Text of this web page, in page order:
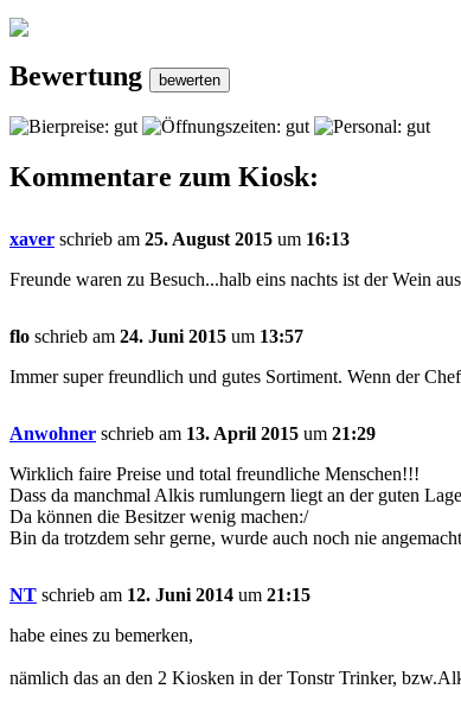
Bewertung
Kommentare zum Kiosk:
xaver schrieb am 25. August 2015 um 16:13
Freunde waren zu Besuch...halb eins nachts ist der Wein
flo schrieb am 24. Juni 2015 um 13:57
Immer super freundlich und gutes Sortiment. Wenn der
Anwohner schrieb am 13. April 2015 um 21:29
Wirklich faire Preise und total freundliche Menschen!!!
Dass da manchmal Alkis rumlungern liegt an der guten
Da können die Besitzer wenig machen:/
Bin da trotzdem sehr gerne, wurde auch noch nie
NT schrieb am 12. Juni 2014 um 21:15
habe eines zu bemerken,
nämlich das an den 2 Kiosken in der Tonstr Trinker,